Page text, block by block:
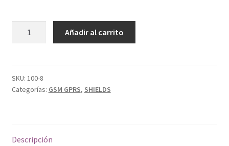
Añadir al carrito
SKU: 100-8
Categorías: GSM GPRS, SHIELDS
Descripción